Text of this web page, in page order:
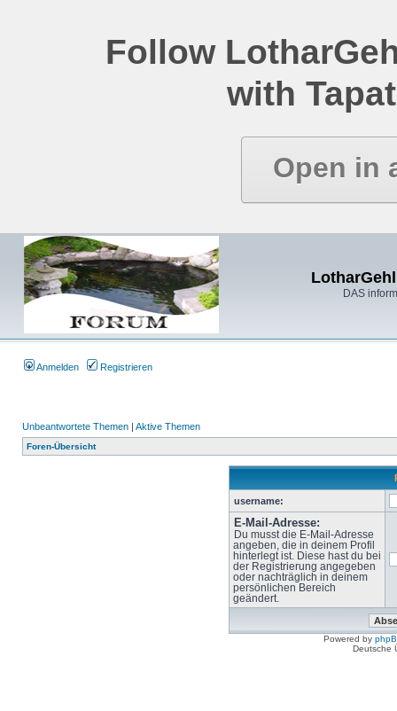
Follow
with
Open in
DAS
Anmelden Registrieren
Unbeantwortete Themen | Aktive Themen
Foren-Übersicht
username:
E-Mail-Adresse:
Du musst die E-Mail-Adresse
angeben, die in deinem Profil
hinterlegt ist. Diese hast du bei
der Registrierung angegeben
oder nachträglich in deinem
persönlichen Bereich
geändert.
Powered by
Deutsche